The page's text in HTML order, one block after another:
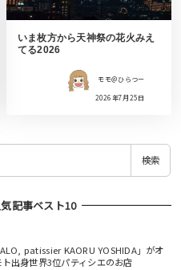
いま枚方から天神祭の花火みえ
てる2026
モモ＠ひらつー
2026年7月25日
検索
記事ベスト10
patissier KAORU YOSHIDA」がオ
出身世界3位パティシエのお店